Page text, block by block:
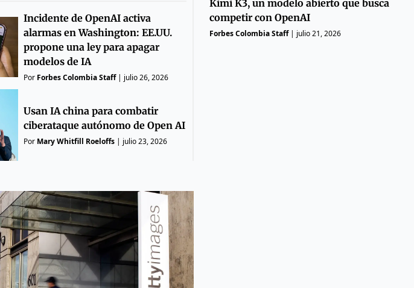
Incidente de OpenAI activa
alarmas en Washington: EE.UU.
propone una ley para apagar
modelos de IA
Por Forbes Colombia Staff| julio 26, 2026
Usan IA china para combatir
ciberataque autónomo de Open AI
Por Mary Whitfill Roeloffs| julio 23, 2026
Kimi K3, un modelo abierto que busca
competir con OpenAI
Forbes Colombia Staff| julio 21, 2026